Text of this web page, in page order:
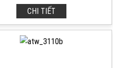
CHI TIẾT